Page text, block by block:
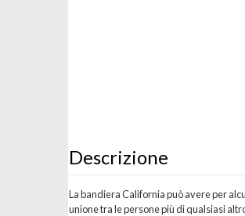
Descrizione
La bandiera California può avere per
unione tra le persone più di qualsiasi